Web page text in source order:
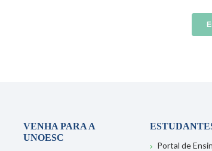
VENHA PARA A
UNOESC
Portal de